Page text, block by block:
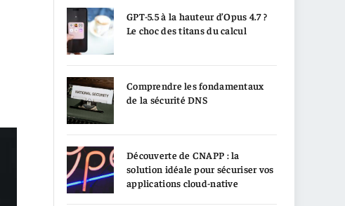
GPT-5.5 à la hauteur d’Opus 4.7 ?
Le choc des titans du calcul
Comprendre les fondamentaux
de la sécurité DNS
Découverte de CNAPP : la
solution idéale pour sécuriser vos
applications cloud-native